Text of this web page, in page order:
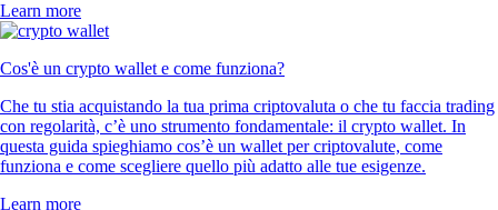
Learn more
Cos'è un crypto wallet e come funziona?
Che tu stia acquistando la tua prima criptovaluta o che tu faccia trading
con regolarità, c’è uno strumento fondamentale: il crypto wallet. In
questa guida spieghiamo cos’è un wallet per criptovalute, come
funziona e come scegliere quello più adatto alle tue esigenze.
Learn more